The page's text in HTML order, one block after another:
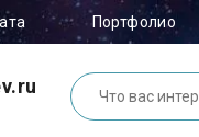
Портфолио